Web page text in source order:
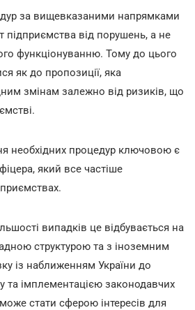
за вищевказаними напрямками
підприємства від порушень, а не
функціонуванню. Тому до цього
як до пропозиції, яка
змінам залежно від ризиків, що
необхідних процедур ключовою є
який все частіше
випадків це відбувається на
структурою та з іноземним
із наближенням України до
та імплементацією законодавчих
стати сферою інтересів для